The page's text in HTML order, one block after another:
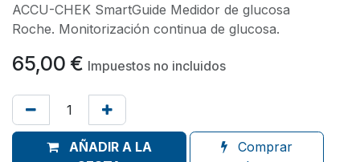
ACCU-CHEK SmartGuide Medidor de glucosa
Roche. Monitorización continua de glucosa.
65,00 € Impuestos no incluidos
AÑADIR A LA
Comprar